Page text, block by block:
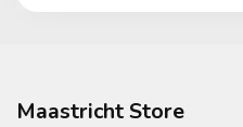
Maastricht Store